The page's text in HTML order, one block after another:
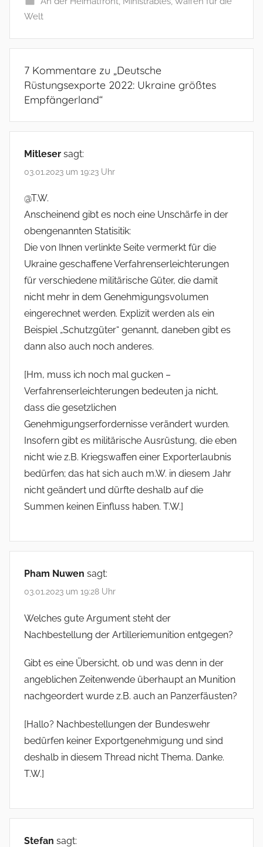
Welt
7 Kommentare zu „Deutsche
Rüstungsexporte 2022: Ukraine größtes
Empfängerland“
Mitleser sagt:
03.01.2023 um 19:23 Uhr
@T.W.
Anscheinend gibt es noch eine Unschärfe in der
obengenannten Statisitik:
Die von Ihnen verlinkte Seite vermerkt für die
Ukraine geschaffene Verfahrenserleichterungen
für verschiedene militärische Güter, die damit
nicht mehr in dem Genehmigungsvolumen
eingerechnet werden. Explizit werden als ein
Beispiel „Schutzgüter“ genannt, daneben gibt es
dann also auch noch anderes.
[Hm, muss ich noch mal gucken –
Verfahrenserleichterungen bedeuten ja nicht,
dass die gesetzlichen
Genehmigungserfordernisse verändert wurden.
Insofern gibt es militärische Ausrüstung, die eben
nicht wie z.B. Kriegswaffen einer Exporterlaubnis
bedürfen; das hat sich auch m.W. in diesem Jahr
nicht geändert und dürfte deshalb auf die
Summen keinen Einfluss haben. T.W.]
Pham Nuwen sagt:
03.01.2023 um 19:28 Uhr
Welches gute Argument steht der
Nachbestellung der Artilleriemunition entgegen?
Gibt es eine Übersicht, ob und was denn in der
angeblichen Zeitenwende überhaupt an Munition
nachgeordert wurde z.B. auch an Panzerfäusten?
[Hallo? Nachbestellungen der Bundeswehr
bedürfen keiner Exportgenehmigung und sind
deshalb in diesem Thread nicht Thema. Danke.
T.W.]
Stefan sagt: